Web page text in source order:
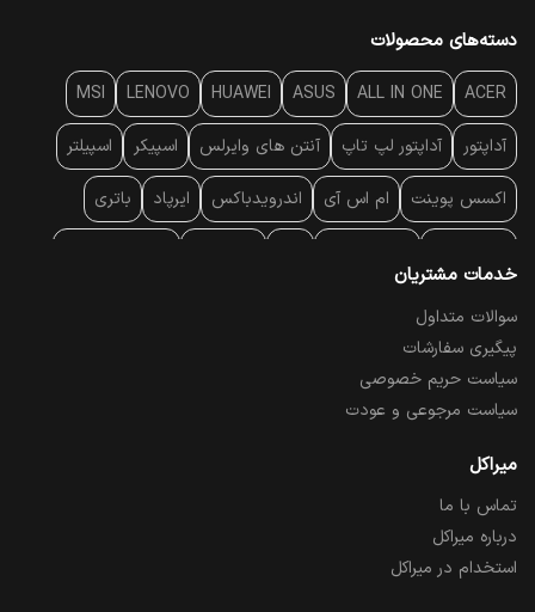
دسته‌های محصولات
ACER
ALL IN ONE
ASUS
HUAWEI
LENOVO
MSI
آداپتور آداپتور لپ تاپ آنتن‌ های وایرلس اسپیکر اسپیلتر
اکسس پوینت ام اس آی اندرویدباکس ایرپاد باتری
پایه سقفی
پرده نمایش
تبلت و موبایل تجهیزات پسیو شبکه
تلویزیون
درایو نوری
دستگاه ضبط تصاویر
خدمات مشتریان
سوالات متداول
پیگیری سفارشات
سیاست حریم خصوصی
سیاست مرجوعی و عودت
میراکل
تماس با ما
درباره میراکل
استخدام در میراکل